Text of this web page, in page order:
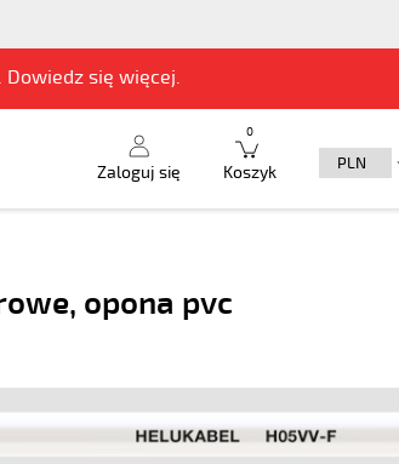
Dowiedz się więcej.
Zaloguj się Koszyk
0
opona pvc